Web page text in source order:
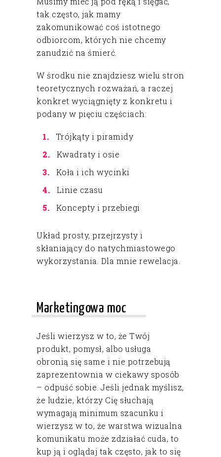
tak często, jak mamy
zakomunikować coś istotnego
odbiorcom, których nie chcemy
zanudzić na śmierć.
W środku nie znajdziesz wielu stron
teoretycznych rozważań, a raczej
konkret wyciągnięty z konkretu i
podany w pięciu częściach:
Trójkąty i piramidy
Kwadraty i osie
Koła i ich wycinki
Linie czasu
Koncepty i przebiegi
Układ prosty, przejrzysty i
skłaniający do natychmiastowego
wykorzystania. Dla mnie rewelacja.
Marketingowa moc
Jeśli wierzysz w to, że Twój
produkt, pomysł, albo usługa
obronią się same i nie potrzebują
zaprezentownia w ciekawy sposób
– odpuść sobie. Jeśli jednak myślisz,
że ludzie, którzy Cię słuchają
wymagają minimum szacunku i
wierzysz w to, że warstwa wizualna
komunikatu może zdziałać cuda, to
kup ją i oglądaj tak często, jak to się